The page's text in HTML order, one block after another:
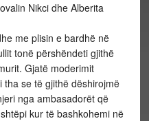
Nikci dhe Alberita
me plisin e bardhë në
tonë përshëndeti gjithë
Gjatë moderimit
tha se të gjithë dëshirojmë
nga ambasadorët që
kur të bashkohemi në